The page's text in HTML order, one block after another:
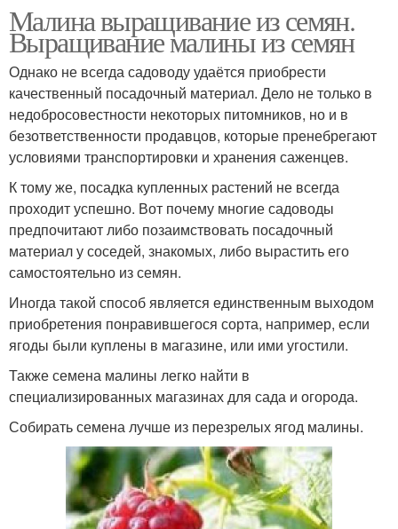
Малина выращивание из семян.
Выращивание малины из семян
Однако не всегда садоводу удаётся приобрести
качественный посадочный материал. Дело не только в
недобросовестности некоторых питомников, но и в
безответственности продавцов, которые пренебрегают
условиями транспортировки и хранения саженцев.
К тому же, посадка купленных растений не всегда
проходит успешно. Вот почему многие садоводы
предпочитают либо позаимствовать посадочный
материал у соседей, знакомых, либо вырастить его
самостоятельно из семян.
Иногда такой способ является единственным выходом
приобретения понравившегося сорта, например, если
ягоды были куплены в магазине, или ими угостили.
Также семена малины легко найти в
специализированных магазинах для сада и огорода.
Собирать семена лучше из перезрелых ягод малины.